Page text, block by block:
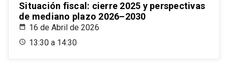
Situación fiscal: cierre 2025 y perspectivas
de mediano plazo 2026–2030
16 de Abril de 2026
13:30 a 14:30